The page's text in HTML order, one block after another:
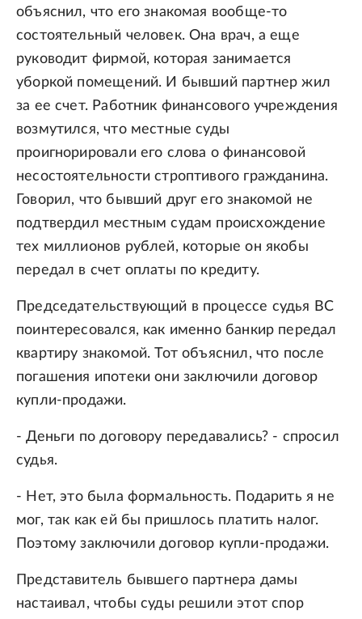
объяснил, что его знакомая вообще-то
состоятельный человек. Она врач, а еще
руководит фирмой, которая занимается
уборкой помещений. И бывший партнер жил
за ее счет. Работник финансового учреждения
возмутился, что местные суды
проигнорировали его слова о финансовой
несостоятельности строптивого гражданина.
Говорил, что бывший друг его знакомой не
подтвердил местным судам происхождение
тех миллионов рублей, которые он якобы
передал в счет оплаты по кредиту.
Председательствующий в процессе судья ВС
поинтересовался, как именно банкир передал
квартиру знакомой. Тот объяснил, что после
погашения ипотеки они заключили договор
купли-продажи.
- Деньги по договору передавались? - спросил
судья.
- Нет, это была формальность. Подарить я не
мог, так как ей бы пришлось платить налог.
Поэтому заключили договор купли-продажи.
Представитель бывшего партнера дамы
настаивал, чтобы суды решили этот спор